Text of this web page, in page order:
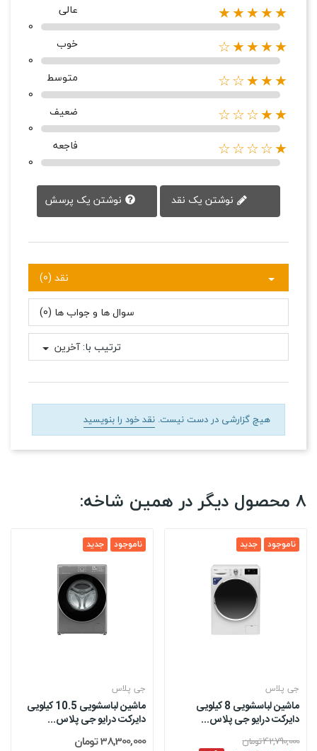
★★★★★
عالی
0
★★★★☆
خوب
0
★★★☆☆
متوسط
0
★★☆☆☆
ضعیف
0
★☆☆☆☆
فاجعه
0
نوشتن یک پرسش
نقد (0)
سوال ها و جواب ها (0)
ترتیب با:آخرین
هیچ گزارشی در دست نیست. نقد خود را بنویسید
8 محصول دیگر در همین شاخه:
جدید ناموجود
جی پلاس
ماشین لباسشویی 10.5 کیلویی
دایرکت درایو جی پلاس...
38,300,000 تومان
جدید ناموجود
جی پلاس
ماشین لباسشویی 8 کیلویی
دایرکت درایو جی پلاس...
42,790,000 تومان